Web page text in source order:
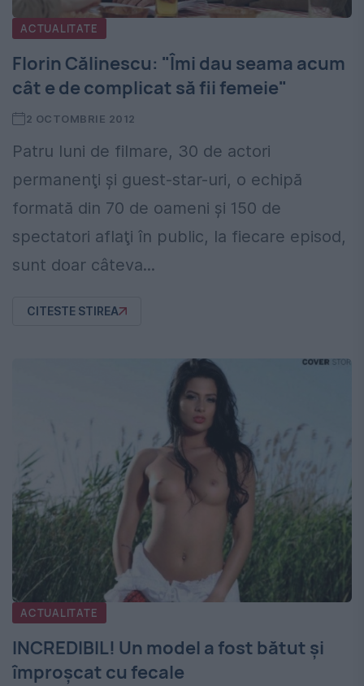
ACTUALITATE
Florin Călinescu: "Îmi dau seama acum
cât e de complicat să fii femeie"
2 OCTOMBRIE 2012
Patru luni de filmare, 30 de actori
permanenţi şi guest-star-uri, o echipă
formată din 70 de oameni şi 150 de
spectatori aflaţi în public, la fiecare episod,
sunt doar câteva...
CITESTE STIREA
ACTUALITATE
INCREDIBIL! Un model a fost bătut şi
împroşcat cu fecale